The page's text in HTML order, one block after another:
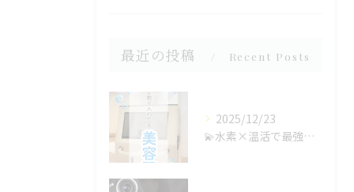
最近の投稿 Recent Posts
2025/12/23
💫水素×温活で最強の美肌ケア！💫